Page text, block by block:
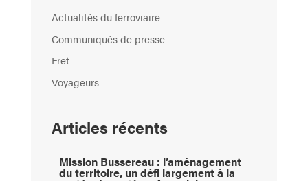
Actualités du ferroviaire
Communiqués de presse
Fret
Voyageurs
Articles récents
Mission Bussereau : l’aménagement
du territoire, un défi largement à la